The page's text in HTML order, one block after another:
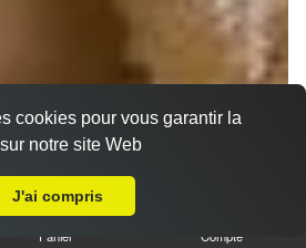
Panier Compte
cookies pour vous garantir la
notre site Web
J'ai compris